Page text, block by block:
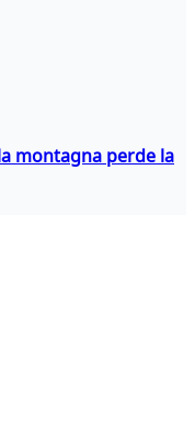
montagna perde la